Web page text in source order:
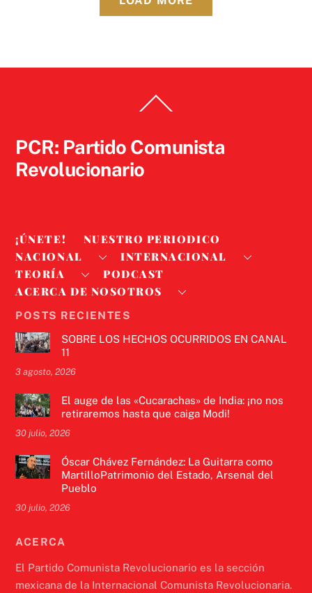
To
PCR: Partido Comunista
Revolucionario
¡ÚNETE!
NUESTRO PERIODICO
NACIONAL
INTERNACIONAL
TEORÍA
PODCAST
ACERCA DE NOSOTROS
POSTS RECIENTES
SOBRE LOS HECHOS OCURRIDOS EN CANAL
11
3 agosto, 2026
El auge de las «Cucarachas» de India: ¡no nos
retiraremos hasta que caiga Modi!
30 julio, 2026
Óscar Chávez Fernández: La Guitarra como
MartilloPatrimonio del Estado, Arsenal del
Pueblo
30 julio, 2026
ACERCA
El Partido Comunista Revolucionario es la sección
mexicana de la Internacional Comunista Revolucionaria.